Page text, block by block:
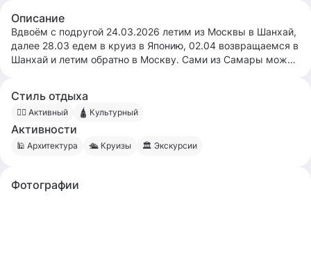
Описание
Вдвоём с подругой 24.03.2026 летим из Москвы в Шанхай,
далее 28.03 едем в круиз в Японию, 02.04 возвращаемся в
Шанхай и летим обратно в Москву. Сами из Самары можно
и готовых турпакетах.
Стиль отдыха
🧍‍♀️ Активный 🛕 Культурный
Активности
🕌 Архитектура 🛳 Круизы 🏛 Экскурсии
Фотографии